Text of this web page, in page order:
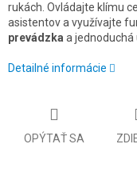
rukách. Ovládajte klímu
asistentov a využívajte
prevádzka a
Detailné informácie
OPÝTAŤ SA